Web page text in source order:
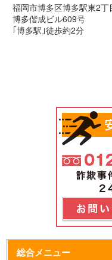
福岡市博多区博多駅東2丁
博多偕成ビル609号
｢博多駅｣徒歩約2分
総合メニュー